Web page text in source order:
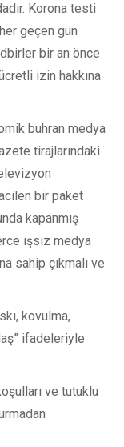
Korona testi
geçen gün
bir an önce
izin hakkına
buhran medya
tirajlarındaki
bir paket
kapanmış
işsiz medya
sahip çıkmalı ve
kovulma,
ifadeleriyle
ve tutuklu